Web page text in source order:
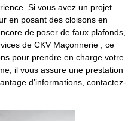
Si vous avez un projet
en posant des cloisons en
de poser de faux plafonds,
de CKV Maçonnerie ; ce
pour prendre en charge votre
il vous assure une prestation
d’informations, contactez-